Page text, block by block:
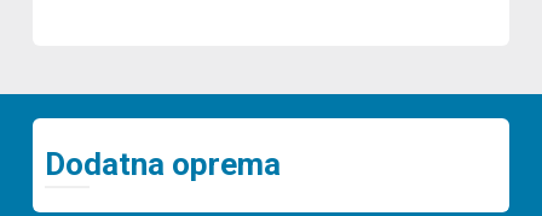
Dodatna oprema